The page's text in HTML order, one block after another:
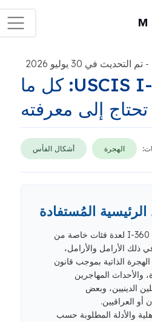
في 30 يوليو 2026
نموذج USCIS I-360: كل ما
تحتاج إلى معرفته
الهجرة أشكال الفأس
المُستفادة
يُستخدم النموذج I-360 لعدة فئات خاصة من
الأرامل والأرامل،
الذاتية بموجب قانون
المهاجرين
الدينيين، وبعض
العراقيين.
والأدلة المطلوبة حسب